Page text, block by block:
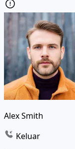
Alex Smith
Keluar